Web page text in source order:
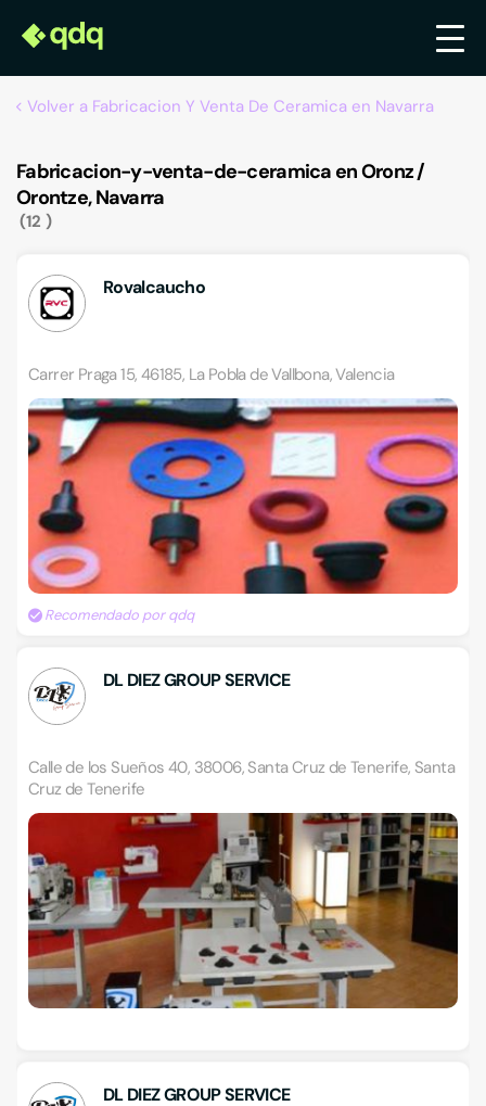
Volver a Fabricacion Y Venta De Ceramica en Navarra
Fabricacion-y-venta-de-ceramica en Oronz /
Orontze, Navarra
12
Rovalcaucho
Carrer Praga 15, 46185, La Pobla de Vallbona, Valencia
Recomendado por qdq
DL DIEZ GROUP SERVICE
Calle de los Sueños 40, 38006, Santa Cruz de Tenerife, Santa
Cruz de Tenerife
DL DIEZ GROUP SERVICE